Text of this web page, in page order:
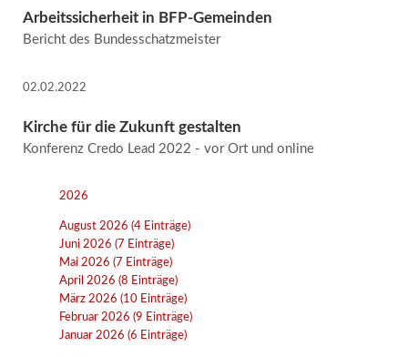
Arbeitssicherheit in BFP-Gemeinden
Bericht des Bundesschatzmeister
02.02.2022
Kirche für die Zukunft gestalten
Konferenz Credo Lead 2022 - vor Ort und online
2026
August 2026 (4 Einträge)
Juni 2026 (7 Einträge)
Mai 2026 (7 Einträge)
April 2026 (8 Einträge)
März 2026 (10 Einträge)
Februar 2026 (9 Einträge)
Januar 2026 (6 Einträge)